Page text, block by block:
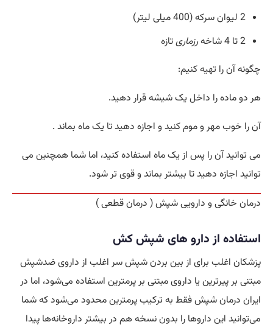
2 لیوان سرکه (400 میلی لیتر)
2 تا 4 شاخه
رزماریتازه
چگونه آن را تهیهکنیم:
هر دو ماده را داخل یک شیشه قرار دهید.
آن را خوب مهر و موم کنید و اجازه دهید تا یک ماه بماند .
می توانید آن را پس از یک ماه استفاده کنید، اما شما همچنین می
توانید اجازه دهید تا بیشتر بماند و قوی تر شود.
درمان خانگی و دارویی شپش ( درمان قطعی )
استفاده از دارو های شپش کش
پزشکان اغلب برای از بین بردن شپش سر اغلب از داروی ضدشپش
مبتنی بر پیرترین یا داروی مبتنی بر پرمترین استفاده می‌شود، اما در
ایران درمان شپش فقط به ترکیب پرمترین محدود می‌شود که شما
می‌توانید این داروها را بدون نسخه هم در بیشتر داروخانه‌ها پیدا